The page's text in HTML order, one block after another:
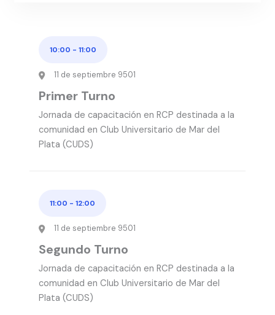
10:00 - 11:00
11 de septiembre 9501
Primer Turno
Jornada de capacitación en RCP destinada a la
comunidad en Club Universitario de Mar del
Plata (CUDS)
11:00 - 12:00
11 de septiembre 9501
Segundo Turno
Jornada de capacitación en RCP destinada a la
comunidad en Club Universitario de Mar del
Plata (CUDS)